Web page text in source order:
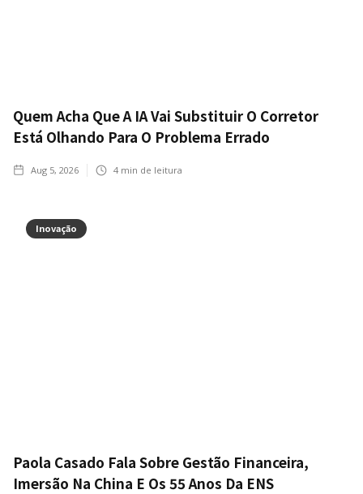
Quem Acha Que A IA Vai Substituir O Corretor
Está Olhando Para O Problema Errado
Aug 5, 2026 4 min de leitura
Inovação
Paola Casado Fala Sobre Gestão Financeira,
Imersão Na China E Os 55 Anos Da ENS